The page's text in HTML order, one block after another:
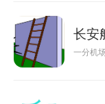
长安
一分机